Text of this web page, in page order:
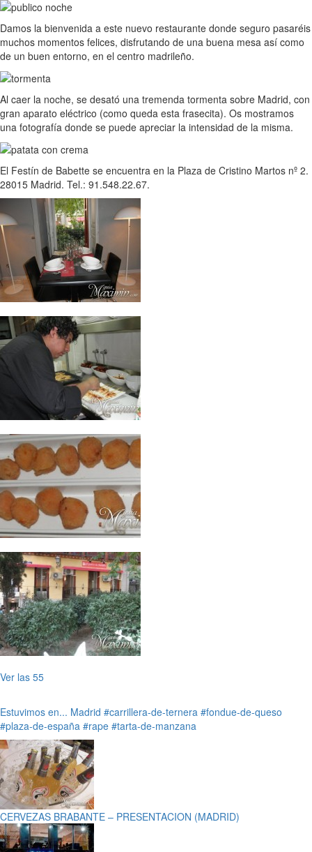
Damos la bienvenida a este nuevo restaurante donde seguro pasaréis
muchos momentos felices, disfrutando de una buena mesa así como
de un buen entorno, en el centro madrileño.
Al caer la noche, se desató una tremenda tormenta sobre Madrid, con
gran aparato eléctrico (como queda esta frasecita). Os mostramos
una fotografía donde se puede apreciar la intensidad de la misma.
El Festín de Babette se encuentra en la Plaza de Cristino Martos nº 2.
28015 Madrid. Tel.: 91.548.22.67.
Ver las 55
Estuvimos en... Madrid #carrillera-de-ternera #fondue-de-queso
#plaza-de-españa #rape #tarta-de-manzana
CERVEZAS BRABANTE – PRESENTACION (MADRID)